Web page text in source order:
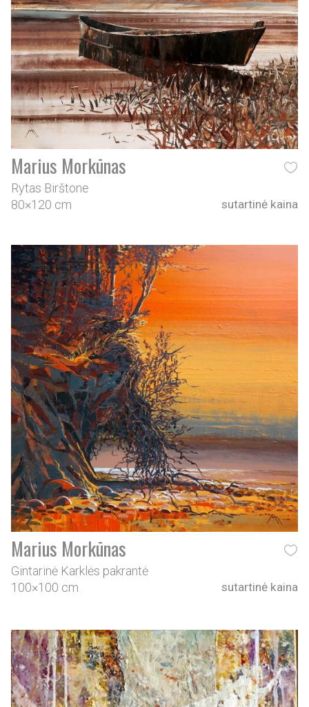
Marius Morkūnas
Rytas Birštone
80×120 cm
sutartinė kaina
Marius Morkūnas
Gintarinė Karklės pakrantė
100×100 cm
sutartinė kaina